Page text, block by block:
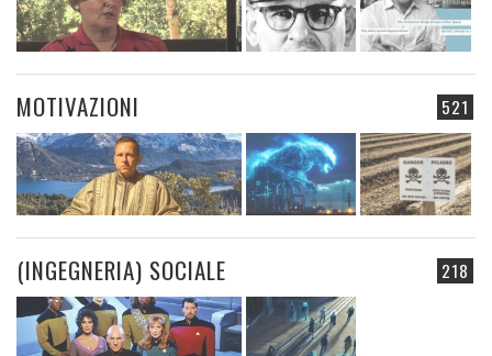
521
MOTIVAZIONI
218
(INGEGNERIA) SOCIALE